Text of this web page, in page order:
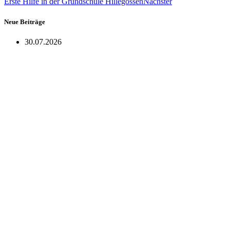
Neue Beiträge
30.07.2026